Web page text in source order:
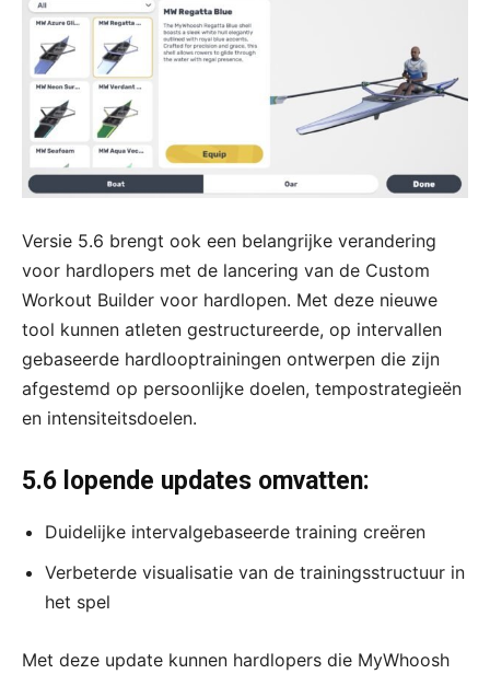
Versie 5.6 brengt ook een belangrijke verandering
voor hardlopers met de lancering van de Custom
Workout Builder voor hardlopen. Met deze nieuwe
tool kunnen atleten gestructureerde, op intervallen
gebaseerde hardlooptrainingen ontwerpen die zijn
afgestemd op persoonlijke doelen, tempostrategieën
en intensiteitsdoelen.
5.6 lopende updates omvatten:
Duidelijke intervalgebaseerde training creëren
Verbeterde visualisatie van de trainingsstructuur in
het spel
Met deze update kunnen hardlopers die MyWhoosh